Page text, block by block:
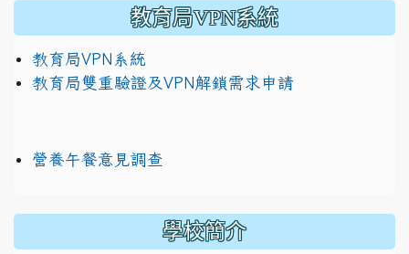
教育局VPN系統
教育局VPN系統
教育局雙重驗證及VPN解鎖需求申請
營養午餐意見調查
學校簡介